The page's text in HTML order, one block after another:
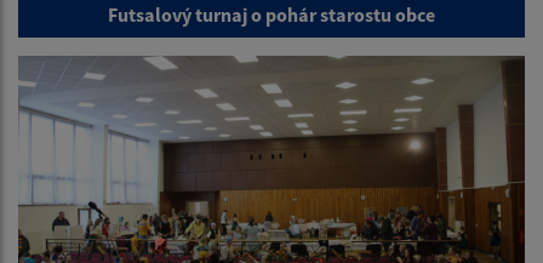
Futsalový turnaj o pohár starostu obce